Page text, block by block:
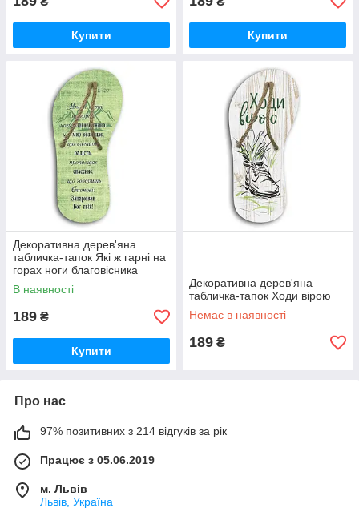
Купити Купити
Декоративна дерев'яна
табличка-тапок Які ж гарні на
горах ноги благовісника
В наявності
189 ₴
Купити
Декоративна дерев'яна
табличка-тапок Ходи вірою
Немає в наявності
189 ₴
Про нас
97% позитивних з 214 відгуків за рік
Працює з 05.06.2019
м. Львів
Львів, Україна